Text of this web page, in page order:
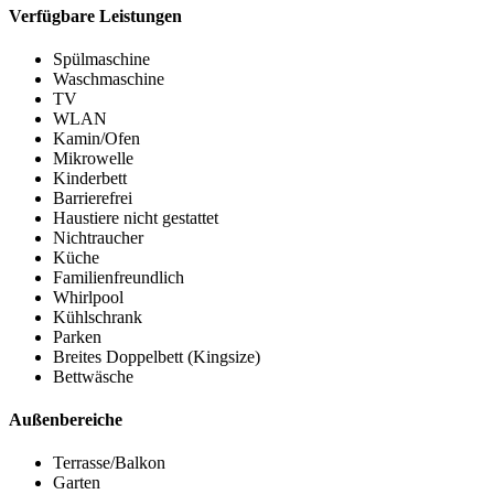
Verfügbare Leistungen
Spülmaschine
Waschmaschine
TV
WLAN
Kamin/Ofen
Mikrowelle
Kinderbett
Barrierefrei
Haustiere nicht gestattet
Nichtraucher
Küche
Familienfreundlich
Whirlpool
Kühlschrank
Parken
Breites Doppelbett (Kingsize)
Bettwäsche
Außenbereiche
Terrasse/Balkon
Garten